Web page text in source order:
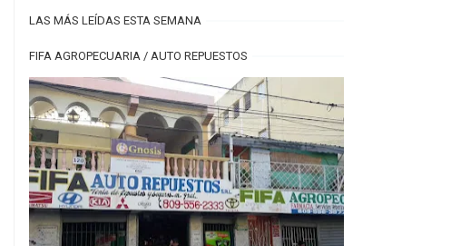
LAS MÁS LEÍDAS ESTA SEMANA
FIFA AGROPECUARIA / AUTO REPUESTOS